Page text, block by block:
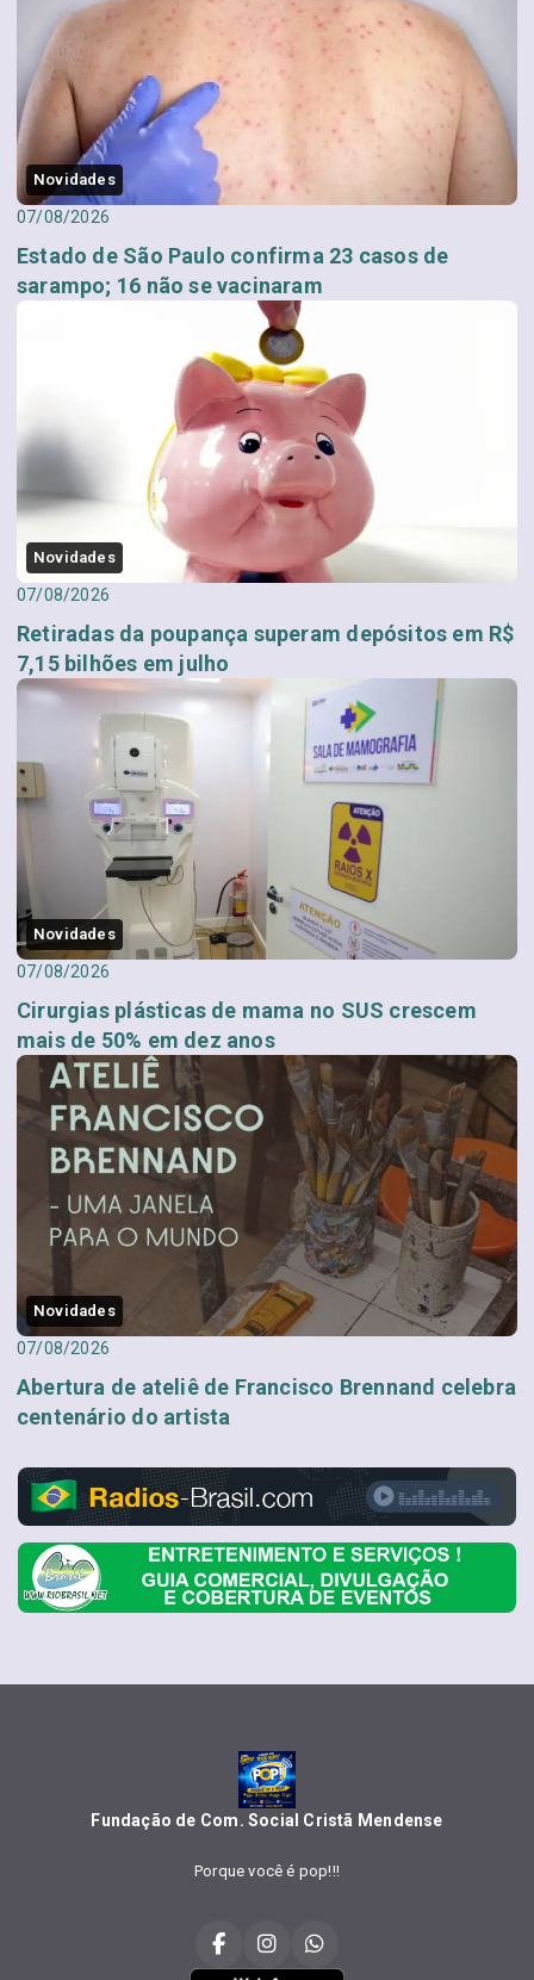
Novidades
07/08/2026
Estado de São Paulo confirma 23 casos de
sarampo; 16 não se vacinaram
Novidades
07/08/2026
Retiradas da poupança superam depósitos em R$
7,15 bilhões em julho
Novidades
07/08/2026
Cirurgias plásticas de mama no SUS crescem
mais de 50% em dez anos
Novidades
07/08/2026
Abertura de ateliê de Francisco Brennand celebra
centenário do artista
Fundação de Com. Social Cristã Mendense
Porque você é pop!!!